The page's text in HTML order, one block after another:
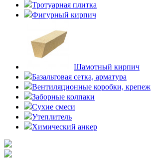
Тротуарная плитка
Фигурный кирпич
Шамотный кирпич
Базальтовая сетка, арматура
Вентиляционные коробки, крепеж
Заборные колпаки
Сухие смеси
Утеплитель
Химический анкер